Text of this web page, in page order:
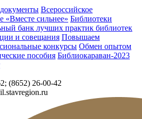
Всероссийское
«Вместе сильнее» Библиотеки
банк лучших практик библиотек
и совещания Повышаем
конкурсы Обмен опытом
пособия Библиокараван-2023
(8652) 26-00-42